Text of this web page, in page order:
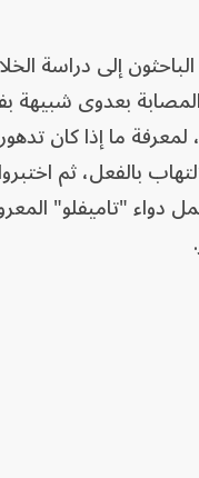
إلى دراسة
المصابة بعدوى
لمعرفة ما إذا كان
بالفعل، ثم
دواء "تاميفلو"